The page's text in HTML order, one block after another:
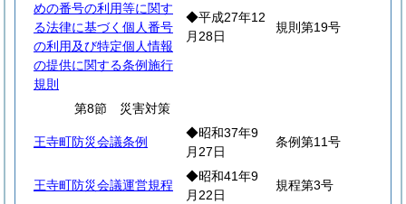
めの番号の利用等に関す
る法律に基づく個人番号
の利用及び特定個人情報
の提供に関する条例施行
規則
◆平成27年12
月28日
規則第19号
第8節 災害対策
王寺町防災会議条例
◆昭和37年9
月27日
条例第11号
王寺町防災会議運営規程
◆昭和41年9
月22日
規程第3号